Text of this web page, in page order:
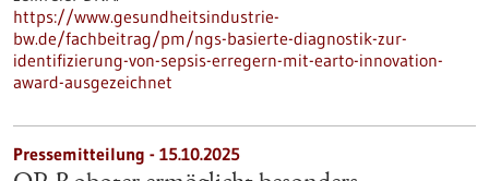
https://www.gesundheitsindustrie-
bw.de/fachbeitrag/pm/ngs-basierte-diagnostik-zur-
identifizierung-von-sepsis-erregern-mit-earto-innovation-
award-ausgezeichnet
Pressemitteilung - 15.10.2025